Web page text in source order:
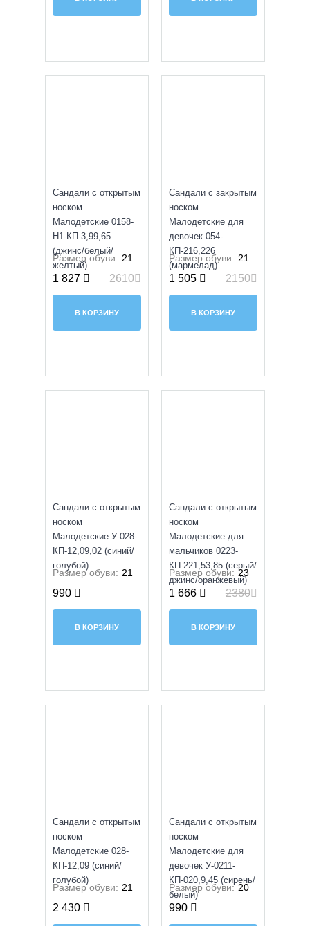
Сандали с открытым
носком
Малодетские 0158-
H1-КП-3,99,65
(джинс/белый/
желтый)
Размер обуви: 21
1 827 2610
В КОРЗИНУ
Сандали с закрытым
носком
Малодетские для
девочек 054-
КП-216,226
(мармелад)
Размер обуви: 21
1 505 2150
В КОРЗИНУ
Сандали с открытым
носком
Малодетские У-028-
КП-12,09,02 (синий/
голубой)
Размер обуви: 21
990
В КОРЗИНУ
Сандали с открытым
носком
Малодетские для
мальчиков 0223-
КП-221,53,85 (серый/
джинс/оранжевый)
Размер обуви: 23
1 666 2380
В КОРЗИНУ
Сандали с открытым
носком
Малодетские 028-
КП-12,09 (синий/
голубой)
Размер обуви: 21
2 430
Сандали с открытым
носком
Малодетские для
девочек У-0211-
КП-020,9,45 (сирень/
белый)
Размер обуви: 20
990